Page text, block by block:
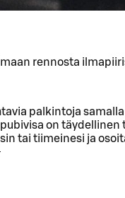
rennosta
palkintoja
on täydellinen
tai tiimeinesi ja